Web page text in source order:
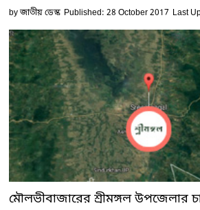
byজাতীয় ডেস্ক Published: 28 October 2017 Last
মৌলভীবাজারের শ্রীমঙ্গল উপজেলার